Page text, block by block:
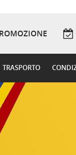
TRASPORTO